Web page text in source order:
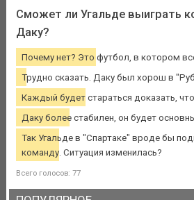
Сможет ли Угальде выиграть
Даку?
Почему нет? Это футбол, в котором
Трудно сказать. Даку был хорош в
Каждый будет стараться доказать,
Даку более стабилен, он будет
Так Угальде в "Спартаке" вроде бы
команду. Ситуация изменилась?
Всего голосов: 77